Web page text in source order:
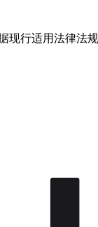
行适用法律法